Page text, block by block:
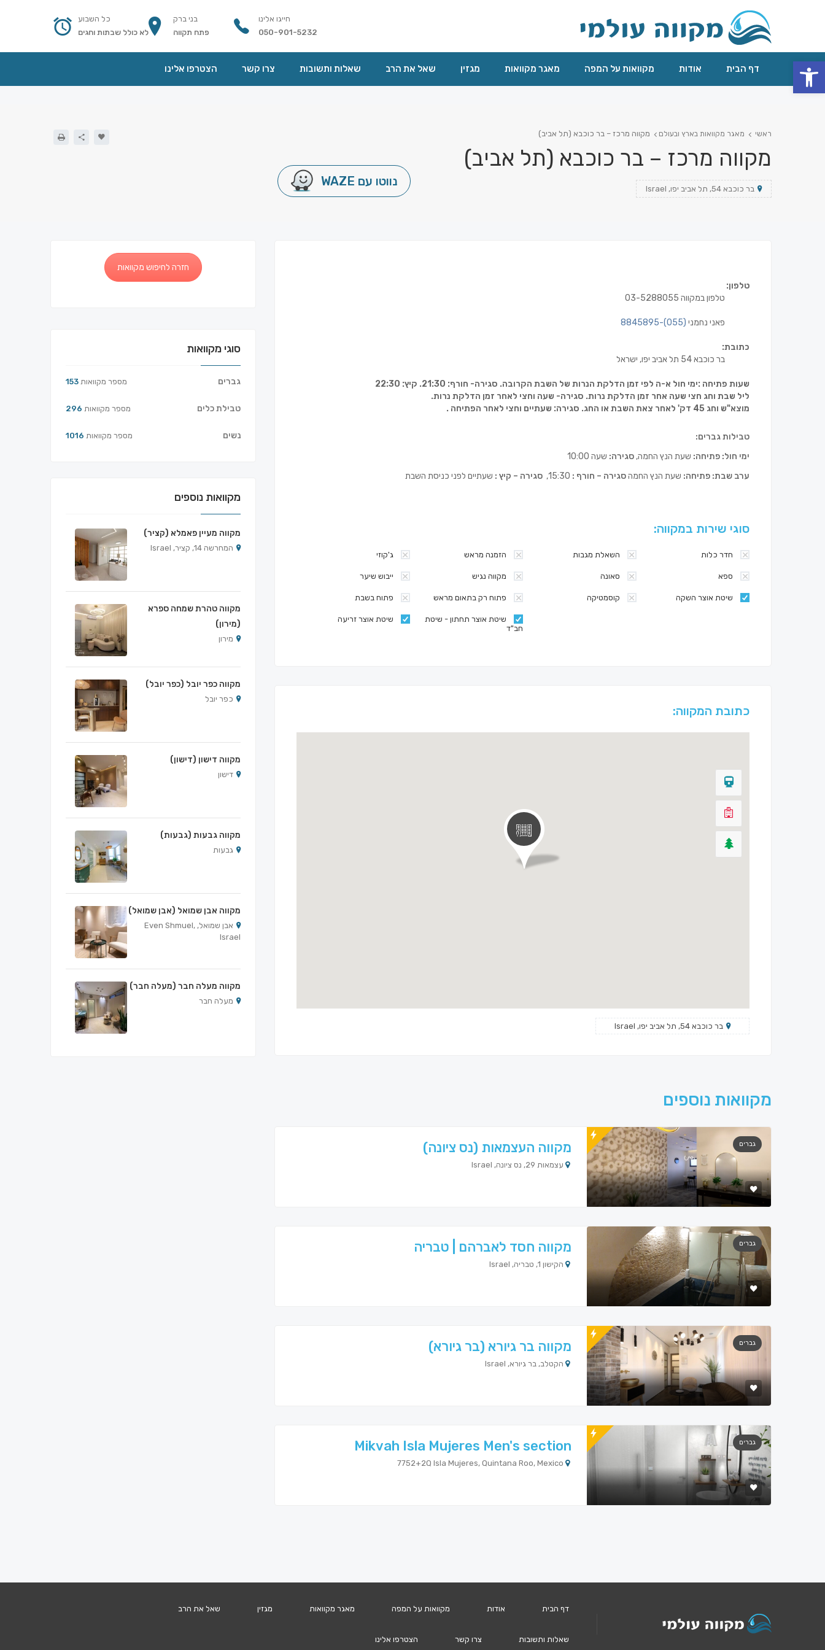
חייגו אלינו
050-901-5232
בני ברק
פתח תקווה
כל השבוע
לא כולל שבתות וחגים
דף הבית אודות מקוואות על המפה מאגר מקוואות מגזין שאל את הרב שאלות ותשובות צרו קשר הצטרפו אלינו
ראשי מאגר מקוואות בארץ ובעולם מקווה מרכז – בר כוכבא (תל אביב)
מקווה מרכז – בר כוכבא (תל אביב)
בר כוכבא 54, תל אביב יפו, Israel
נווטו עם WAZE
טלפון:
טלפון במקווה 03-5288055
פאני נחמני (055)-8845895
כתובת:
בר כוכבא 54 תל אביב יפו, ישראל
שעות פתיחה :ימי חול א-ה לפי זמן הדלקת הנרות של השבת הקרובה. סגירה- חורף: 21:30. קיץ: 22:30
ליל שבת וחג חצי שעה אחר זמן הדלקת נרות. סגירה- שעה וחצי לאחר זמן הדלקת נרות.
מוצא"ש וחג 45 דק' לאחר צאת השבת או החג. סגירה: שעתיים וחצי לאחר הפתיחה .
טבילות גברים:
ימי חול: פתיחה: שעת הנץ החמה, סגירה: שעה 10:00
ערב שבת: פתיחה: שעת הנץ החמהסגירה – חורף : סגירה – קיץ : שעתיים לפני כניסת השבת
סוגי שירות במקווה:
ג'קוזי הזמנה מראש השאלת מגבות חדר כלות
ייבוש שיער מקווה נגיש סאונה ספא
פתוח בשבת פתוח רק בתאום מראש קוסמטיקה שיטת אוצר השקה
שיטת אוצר זריעה
שיטת אוצר תחתון - שיטת
חב"ד
כתובת המקווה:
בר כוכבא 54, תל אביב יפו, Israel
מקוואות נוספים
גברים מקווה העצמאות (נס ציונה)
עצמאות 29, נס ציונה, Israel
גברים מקווה חסד לאברהם | טבריה
הקישון 1, טבריה, Israel
גברים מקווה בר גיורא (בר גיורא)
הקטלב, בר גיורא, Israel
גברים Mikvah Isla Mujeres Men's section
חזרה לחיפוש מקוואות
סוגי מקוואות
גברים 153 מספר מקוואות
טבילת כלים 296 מספר מקוואות
נשים 1016 מספר מקוואות
מקוואות נוספים
מקווה מעיין פאמלא (קציר)
המחרשה 14, קציר, Israel
מקווה טהרת שמחה ספרא
(מירון)
מירון
מקווה כפר יובל (כפר יובל)
כפר יובל
מקווה דישון (דישון)
דישון
מקווה גבעות (גבעות)
גבעות
מקווה אבן שמואל (אבן שמואל)
אבן שמואל, Even Shmuel,
Israel
מקווה מעלה חבר (מעלה חבר)
מעלה חבר
דף הבית אודות מקוואות על המפה מאגר מקוואות מגזין שאל את הרב
שאלות ותשובות צרו קשר הצטרפו אלינו
פתח סרגל נגישות